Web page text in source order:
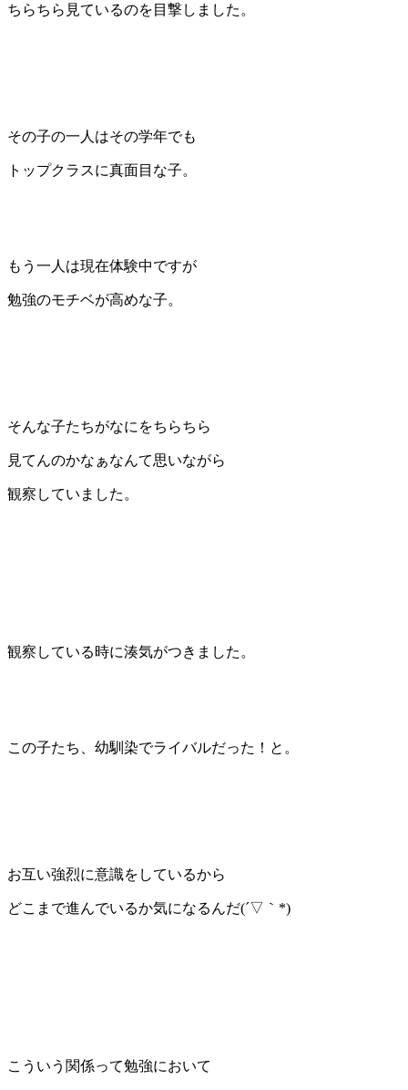
ちらちら見ているのを目撃しました。
その子の一人はその学年でも
トップクラスに真面目な子。
もう一人は現在体験中ですが
勉強のモチベが高めな子。
そんな子たちがなにをちらちら
見てんのかなぁなんて思いながら
観察していました。
観察している時に湊気がつきました。
この子たち、幼馴染でライバルだった！と。
お互い強烈に意識をしているから
どこまで進んでいるか気になるんだ(´▽｀*)
こういう関係って勉強において